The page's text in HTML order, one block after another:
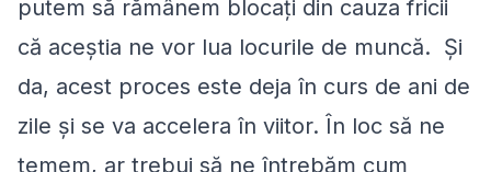
putem să rămânem blocați din cauza fricii
că aceștia ne vor lua locurile de muncă. Şi
da, acest proces este deja în curs de ani de
zile și se va accelera în viitor. În loc să ne
temem, ar trebui să ne întrebăm cum